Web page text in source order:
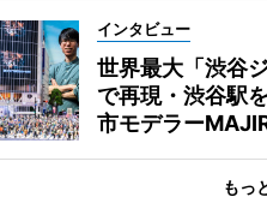
インタビュー
世界最大「渋谷
で再現・渋谷駅
市モデラー
もっ